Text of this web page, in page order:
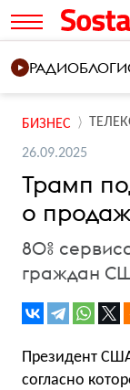
РАДИОБЛОГИ
БИЗНЕС
26.09.2025
Трамп
о
80%
граждан
Президент
согласно